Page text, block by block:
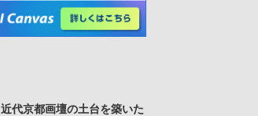
近代京都画壇の土台を築いた